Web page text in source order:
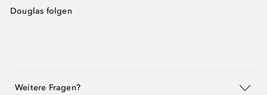
Douglas folgen
Weitere Fragen?